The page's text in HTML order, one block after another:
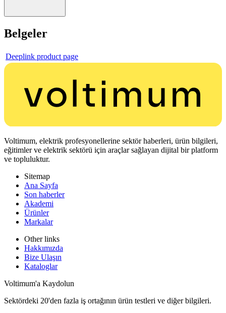
Belgeler
Deeplink product page
Voltimum, elektrik profesyonellerine sektör haberleri, ürün bilgileri,
eğitimler ve elektrik sektörü için araçlar sağlayan dijital bir platform
ve topluluktur.
Sitemap
Ana Sayfa
Son haberler
Akademi
Ürünler
Markalar
Other links
Hakkımızda
Bize Ulaşın
Kataloglar
Voltimum'a Kaydolun
Sektördeki 20'den fazla iş ortağının ürün testleri ve diğer bilgileri.